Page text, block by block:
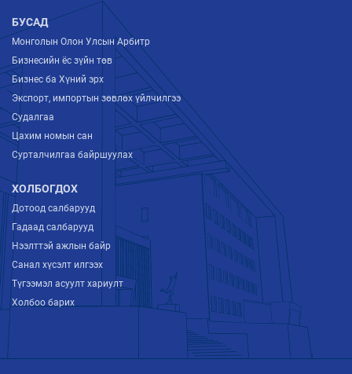
БУСАД
Монголын Олон Улсын Арбитр
Бизнесийн ёс зүйн төв
Бизнес ба Хүний эрх
Экспорт, импортын зөвлөх үйлчилгээ
Судалгаа
Цахим номын сан
Сурталчилгаа байршуулах
ХОЛБОГДОХ
Дотоод салбарууд
Гадаад салбарууд
Нээлттэй ажлын байр
Санал хүсэлт илгээх
Түгээмэл асуулт хариулт
Холбоо барих